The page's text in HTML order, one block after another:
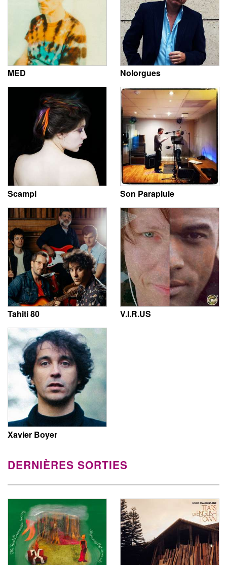
MED Nolorgues
Scampi Son Parapluie
Tahiti 80 V.I.R.US
Xavier Boyer
DERNIÈRES SORTIES